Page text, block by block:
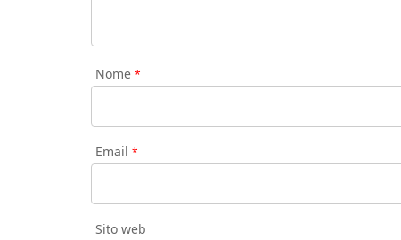
Nome *
Email *
Sito web